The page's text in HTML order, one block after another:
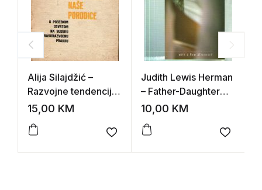
Alija Silajdžić –
Razvojne tendencije
naše porodice (s
na sudsku
15,00 KM
Add to wishlist
Judith Lewis Herman
– Father-Daughter
Incest
10,00 KM
Add to